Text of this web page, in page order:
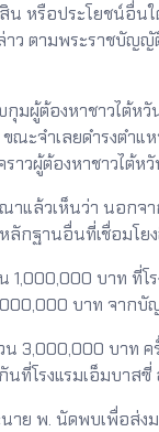
หรือประโยชน์อื่
ตามพระราชบัญ
ต้องหาชาวไต้หวั
ขณะจำเลยดำรง
วผู้ต้องหาชาวไต้
เห็นว่า นอกจาก
กฐานอื่นที่เชื่อมโ
บาท ที่โร
บาท จาก
บาท ค
ที่โรงแรมเอ็มบาส
นัดพบเพื่อส่งมอบ